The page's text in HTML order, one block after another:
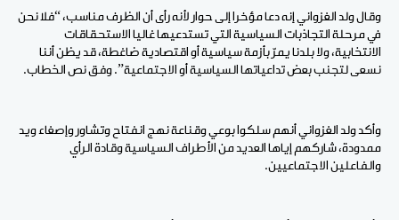
وقال ولد الغزواني إنه دعا مؤخرا إلى حوار لأنه رأى أن الظرف مناسب، “فلا نحن
في مرحلة التجاذبات السياسية التي تستدعيها غاليا الاستحقاقات
الانتخابية، ولا بلدنا يمرّ بأزمة سياسية أو اقتصادية ضاغطة، قد يظن أننا
نسعى لتجنب بعض تداعياتها السياسية أو الاجتماعية”. وفق نص الخطاب.
وأكد ولد الغزواني أنهم سلكوا بوعي وقناعة نهج انفتاح وتشاور وإصغاء ويد
ممدودة، شاركهم إياها العديد من الأطراف السياسية وقادة الرأي
والفاعلين الاجتماعيين.